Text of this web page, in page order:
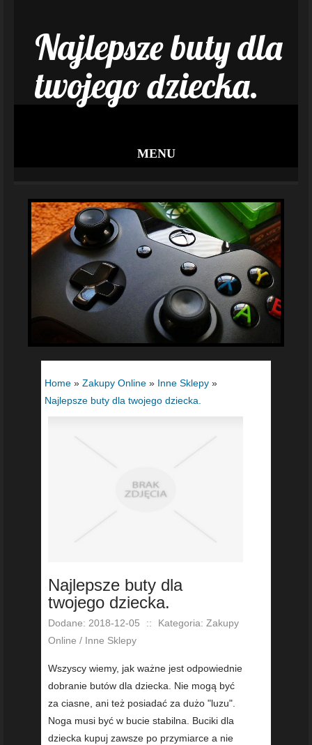
Najlepsze buty dla
twojego dziecka.
MENU
Home » Zakupy Online » Inne Sklepy »
Najlepsze buty dla twojego dziecka.
Najlepsze buty dla
twojego dziecka.
Dodane: 2018-12-05 ::
Kategoria: Zakupy
Online / Inne Sklepy
Wszyscy wiemy, jak ważne jest odpowiednie
dobranie butów dla dziecka. Nie mogą być
za ciasne, ani też posiadać za dużo "luzu".
Noga musi być w bucie stabilna. Buciki dla
dziecka kupuj zawsze po przymiarce a nie